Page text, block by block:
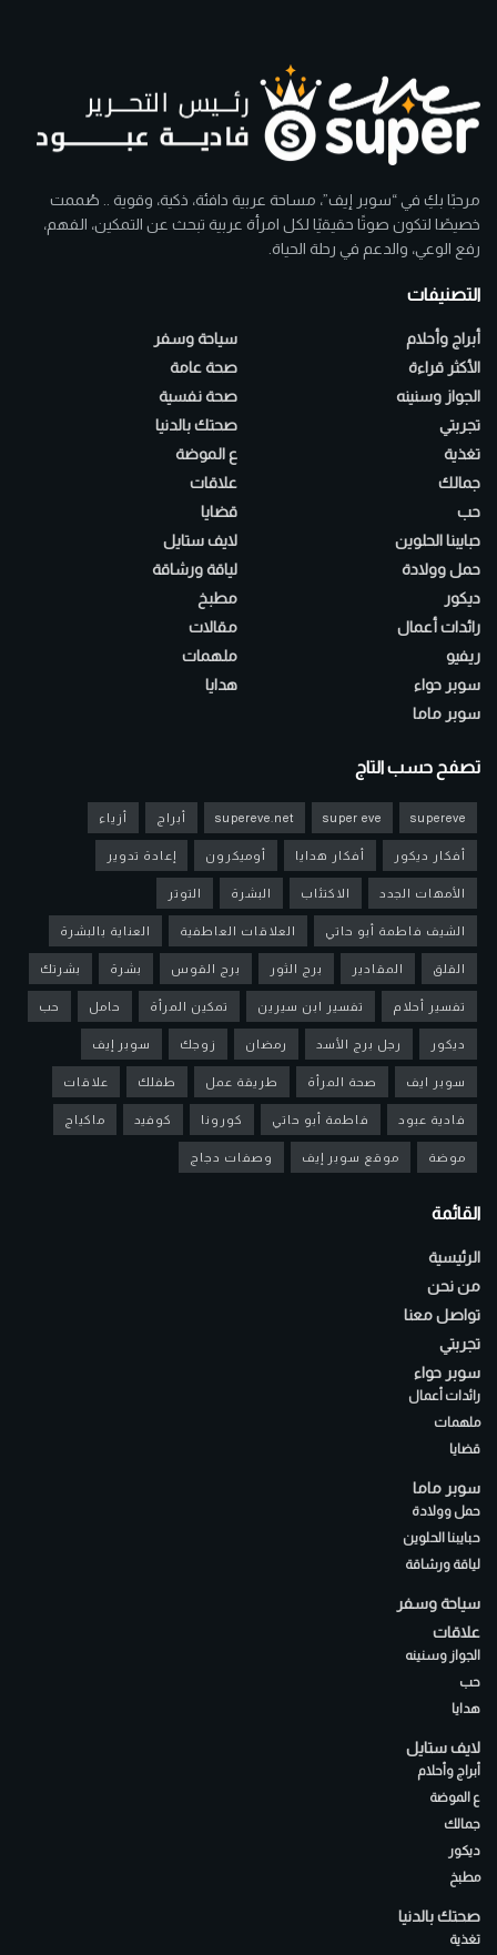
مرحبًا بكِ في “سوبر إيف”، مساحة عربية دافئة، ذكية، وقوية .. صُممت
خصيصًا لتكون صوتًا حقيقيًا لكل امرأة عربية تبحث عن التمكين، الفهم،
رفع الوعي، والدعم في رحلة الحياة.
التصنيفات
أبراج وأحلام
الأكثر قراءة
الجواز وسنينه
تجربتي
تغذية
جمالك
حب
حبايبنا الحلوين
حمل وولادة
ديكور
رائدات أعمال
ريفيو
سوبر حواء
سوبر ماما
سياحة وسفر
صحة عامة
صحة نفسية
صحتك بالدنيا
ع الموضة
علاقات
قضايا
لايف ستايل
لياقة ورشاقة
مطبخ
مقالات
ملهمات
هدايا
تصفح حسب التاج
supereve
super eve
supereve.net أبراج أزياء
أفكار ديكور أفكار هدايا أوميكرون إعادة تدوير
الأمهات الجدد الاكتئاب البشرة التوتر
الشيف فاطمة أبو حاتي العلاقات العاطفية العناية بالبشرة
القلق المقادير برج الثور برج القوس بشرة بشرتك
تفسير أحلام تفسير ابن سيرين تمكين المرأة حامل حب
ديكور رجل برج الأسد رمضان زوجك سوبر إيف
سوبر ايف صحة المرأة طريقة عمل طفلك علاقات
فادية عبود فاطمة أبو حاتي كورونا كوفيد ماكياج
موضة موقع سوبر إيف وصفات دجاج
القائمة
الرئيسية
من نحن
تواصل معنا
تجربتي
سوبر حواء
رائدات أعمال
ملهمات
قضايا
سوبر ماما
حمل وولادة
حبايبنا الحلوين
لياقة ورشاقة
سياحة وسفر
علاقات
الجواز وسنينه
حب
هدايا
لايف ستايل
أبراج وأحلام
ع الموضة
جمالك
ديكور
مطبخ
صحتك بالدنيا
تغذية